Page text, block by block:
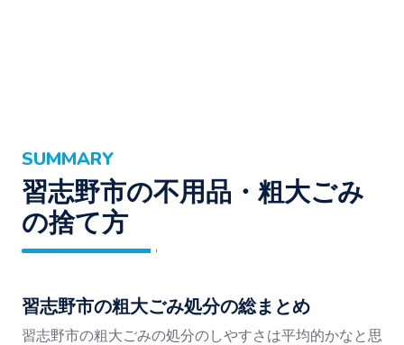
SUMMARY
習志野市の不用品・粗大ごみ
の捨て方
習志野市の粗大ごみ処分の総まとめ
習志野市の粗大ごみの処分のしやすさは平均的かなと思